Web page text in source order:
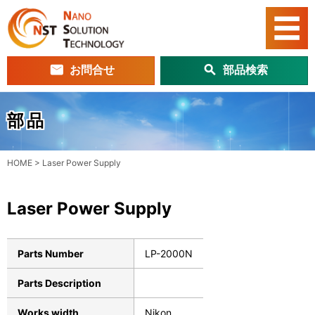
お問合せ 部品検索
部品
HOME > Laser Power Supply
Laser Power Supply
Parts Number LP-2000N
Parts Description
Works width Nikon